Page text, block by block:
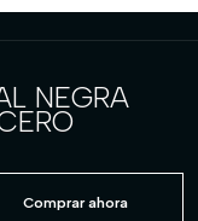
NEGRA
Comprar ahora